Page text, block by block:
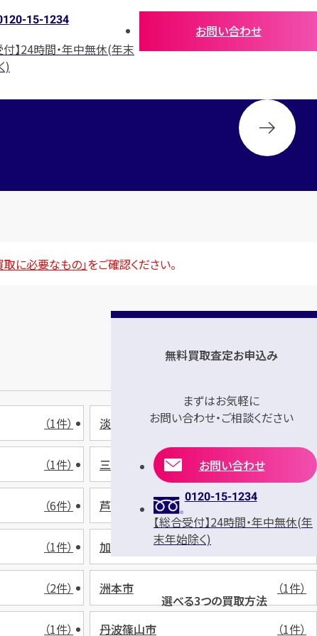
15-1234
付】24時間・年中無休(年末
)
お問い合わせ
取に必要なもの」をご確認ください。
（1件） 淡路市 （1件）
（1件） 三木市
（6件） 芦屋市
（1件） 加古川市
（2件） 洲本市 （1件）
（1件） 丹波篠山市 （1件）
無料買取査定お申込み
まずはお気軽に
お問い合わせ・ご相談ください
お問い合わせ
0120-15-1234
【総合受付】24時間・年中無休(年
末年始除く)
選べる3つの買取方法